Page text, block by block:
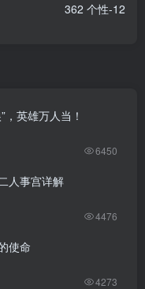
362 个性-12
，英雄万人当！
6450
人事宫详解
4476
使命
4273